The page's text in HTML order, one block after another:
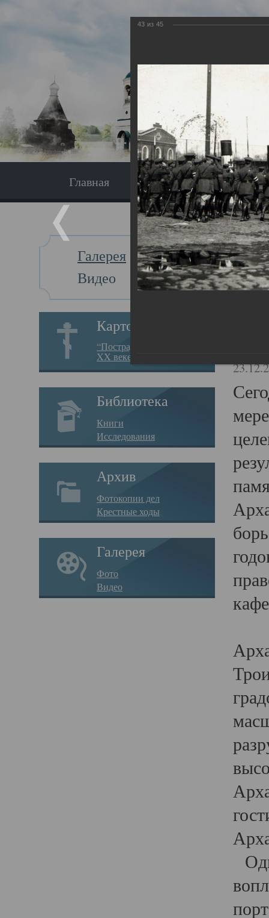
Главная Экскурсия
Галерея
Видео
Картотека
“Пострадавшие за веру в
XX веке на Севере”
Библиотека
Книги
Исследования
Архив
Фотокопии дел
Крестные ходы
Галерея
Фото
Видео
Главная
43 из 45